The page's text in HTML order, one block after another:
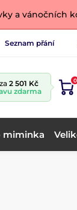
a vánočních
Seznam přání
2 501 Kč
zdarma
0
miminka